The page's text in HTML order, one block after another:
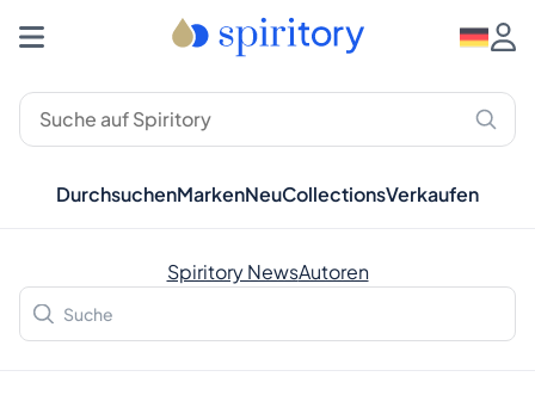
DurchsuchenMarkenNeuCollectionsVerkaufen
Spiritory NewsAutoren